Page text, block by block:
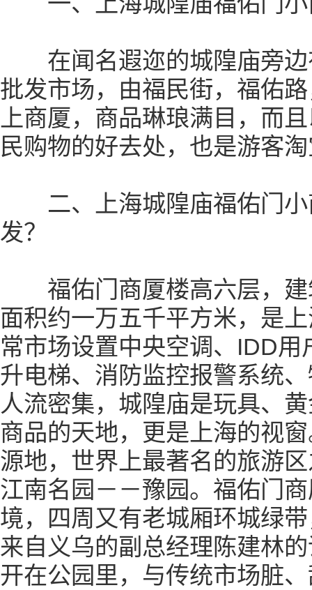
在闻名遐迩的城隍庙旁边
批发市场，由福民街，福佑
上商厦，商品琳琅满目，而
民购物的好去处，也是游客
二、上海城隍庙福佑门小
发？
福佑门商厦楼高六层，建
面积约一万五千平方米，是
常市场设置中央空调、IDD
升电梯、消防监控报警系统
人流密集，城隍庙是玩具、
商品的天地，更是上海的视
源地，世界上最著名的旅游
江南名园－－豫园。福佑门
境，四周又有老城厢环城绿
来自义乌的副总经理陈建林
开在公园里，与传统市场脏